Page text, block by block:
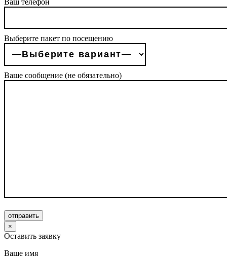
Выберите пакет по посещению
Ваше сообщение (не обязательно)
отправить
×
Оставить заявку
Ваше имя